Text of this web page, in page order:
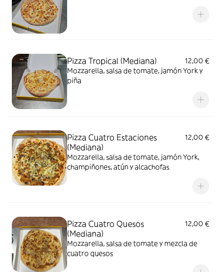
Pizza Tropical (Mediana)
12,00 €
Mozzarella, salsa de tomate, jamón York y
piña
Pizza Cuatro Estaciones
(Mediana)
12,00 €
Mozzarella, salsa de tomate, jamón York,
champiñones, atún y alcachofas
Pizza Cuatro Quesos
(Mediana)
12,00 €
Mozzarella, salsa de tomate y mezcla de
cuatro quesos